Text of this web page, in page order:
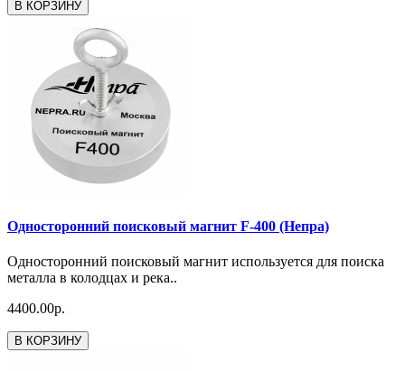
В КОРЗИНУ
Односторонний поисковый магнит F-400 (Непра)
Односторонний поисковый магнит используется для поиска
металла в колодцах и река..
4400.00р.
В КОРЗИНУ